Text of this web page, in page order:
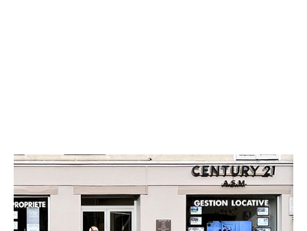
CENTURY 21 A.S.M.
46 rue Bertrand Flornoy
COULOMMIERS - 77120